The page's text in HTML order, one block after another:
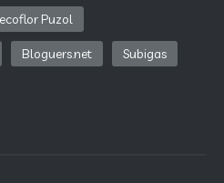
Puzol
Bloguers.net Subigas